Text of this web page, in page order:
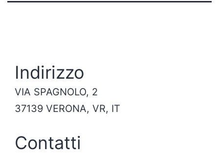
Indirizzo
VIA SPAGNOLO, 2
37139 VERONA, VR, IT
Contatti